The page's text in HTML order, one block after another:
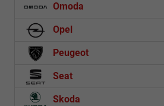
Omoda
Opel
Peugeot
Seat
Skoda